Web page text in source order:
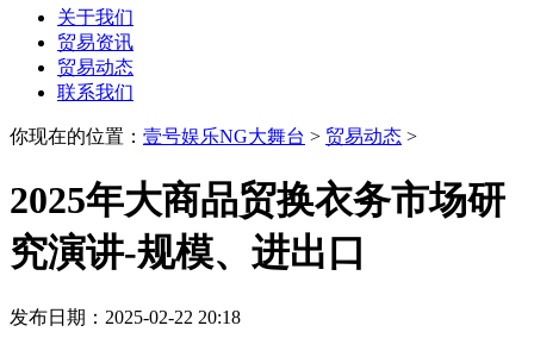
关于我们
贸易资讯
贸易动态
联系我们
你现在的位置： 壹号娱乐NG大舞台 > 贸易动态 >
2025年大商品贸换衣务市场研
究演讲-规模、进出口
发布日期：2025-02-22 20:18